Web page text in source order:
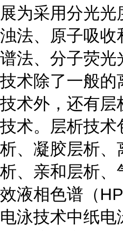
展为采用分光光
浊法、原子吸收
谱法、分子荧光
技术除了一般的
技术外，还有层
技术。层析技术
析、凝胶层析、
析、亲和层析、
效液相色谱（
电泳技术中纸电